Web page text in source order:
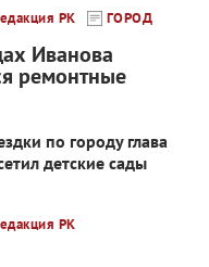
РК ГОРОД
Иванова
ремонтные
по городу глава
детские сады
РК